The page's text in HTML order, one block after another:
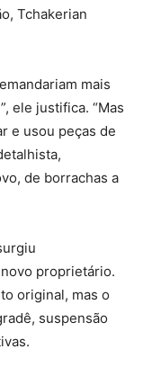
Tchakerian
mais
ele justifica. “Mas
e usou peças de
de borrachas a
proprietário.
original, mas o
suspensão